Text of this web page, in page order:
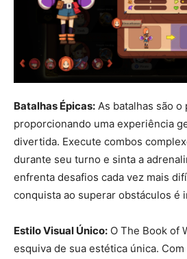
Batalhas Épicas: As batalhas são
proporcionando uma experiência
divertida. Execute combos
durante seu turno e sinta a
enfrenta desafios cada vez mais
conquista ao superar obstáculos é
Estilo Visual Único: O The Book of
esquiva de sua estética única.